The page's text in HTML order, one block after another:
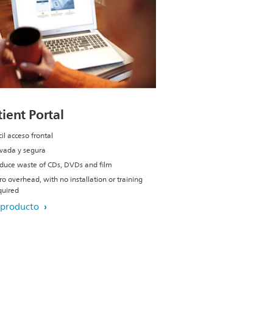
Portal
acceso frontal
y segura
waste of CDs, DVDs and film
overhead, with no installation or training